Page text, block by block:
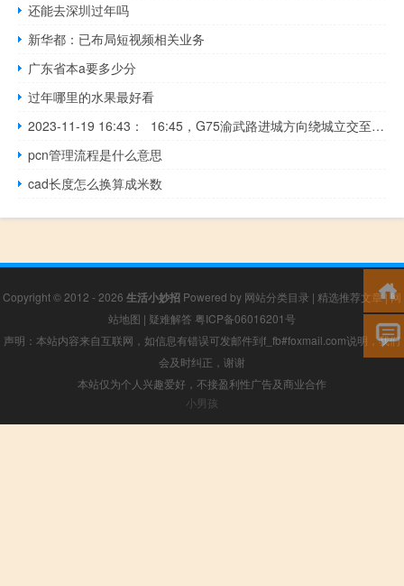
还能去深圳过年吗
新华都：已布局短视频相关业务
广东省本a要多少分
过年哪里的水果最好看
2023-11-19 16:43： 16:45，G75渝武路进城方向绕城立交至蔡家车流量大，通行缓慢。 ​​​
pcn管理流程是什么意思
cad长度怎么换算成米数
Copyright © 2012 - 2026 生活小妙招 Powered by 网站分类目录 | 精选推荐文章|网
站地图 | 疑难解答 粤ICP备06016201号
声明：本站内容来自互联网，如信息有错误可发邮件到f_fb#foxmail.com说明，我们
会及时纠正，谢谢
本站仅为个人兴趣爱好，不接盈利性广告及商业合作
小男孩